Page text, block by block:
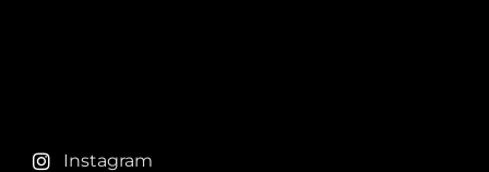
Instagram